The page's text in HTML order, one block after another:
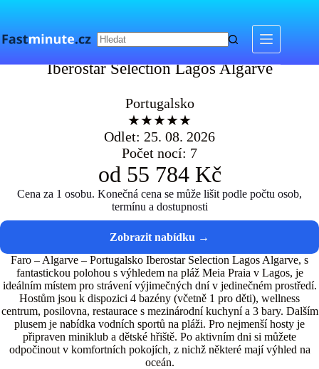
Iberostar Selection Lagos Algarve
Iberostar Selection Lagos Algarve
Portugalsko
★★★★★
Odlet: 25. 08. 2026
Počet nocí: 7
od 55 784 Kč
Cena za 1 osobu. Konečná cena se může lišit podle počtu osob,
termínu a dostupnosti
Faro – Algarve – Portugalsko Iberostar Selection Lagos Algarve, s
fantastickou polohou s výhledem na pláž Meia Praia v Lagos, je
ideálním místem pro strávení výjimečných dní v jedinečném prostředí.
Hostům jsou k dispozici 4 bazény (včetně 1 pro děti), wellness
centrum, posilovna, restaurace s mezinárodní kuchyní a 3 bary. Dalším
plusem je nabídka vodních sportů na pláži. Pro nejmenší hosty je
připraven miniklub a dětské hřiště. Po aktivním dni si můžete
odpočinout v komfortních pokojích, z nichž některé mají výhled na
oceán.